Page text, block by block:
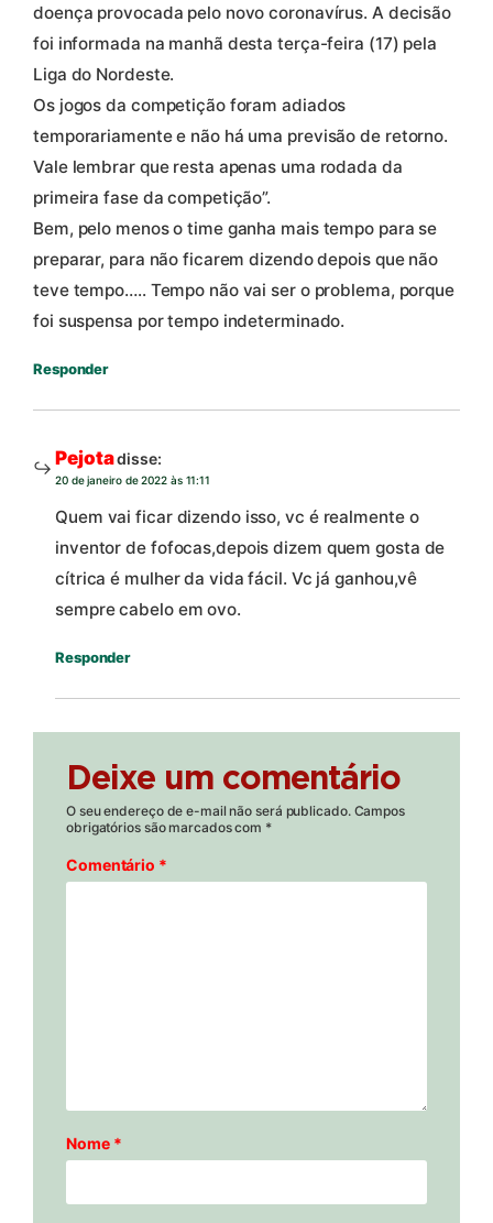
doença provocada pelo novo coronavírus. A decisão
foi informada na manhã desta terça-feira (17) pela
Liga do Nordeste.
Os jogos da competição foram adiados
temporariamente e não há uma previsão de retorno.
Vale lembrar que resta apenas uma rodada da
primeira fase da competição”.
Bem, pelo menos o time ganha mais tempo para se
preparar, para não ficarem dizendo depois que não
teve tempo….. Tempo não vai ser o problema, porque
foi suspensa por tempo indeterminado.
Responder
Pejotadisse:
20 de janeiro de 2022 às 11:11
Quem vai ficar dizendo isso, vc é realmente o
inventor de fofocas,depois dizem quem gosta de
cítrica é mulher da vida fácil. Vc já ganhou,vê
sempre cabelo em ovo.
Responder
Deixe um comentário
O seu endereço de e-mail não será publicado. Campos
obrigatórios são marcados com *
Comentário *
Nome *